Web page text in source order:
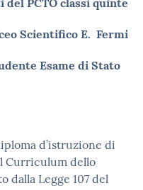
PCTO classi quinte
Scientifico E. Fermi
Esame di Stato
d’istruzione di
Curriculum dello
dalla Legge 107 del